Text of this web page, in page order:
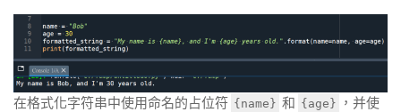
在格式化字符串中使用命名的占位符 {name} 和 {age}
，并使